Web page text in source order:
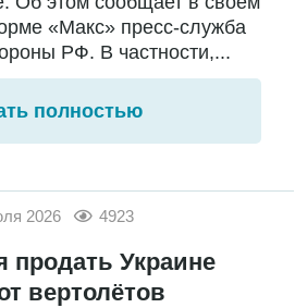
«Макс» пресс-служба
РФ. В частности,...
полностью
2026 4923
Украине
вертолётов